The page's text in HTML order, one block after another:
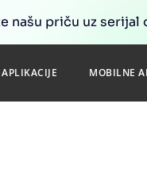
našu priču uz serijal
MOBILNE